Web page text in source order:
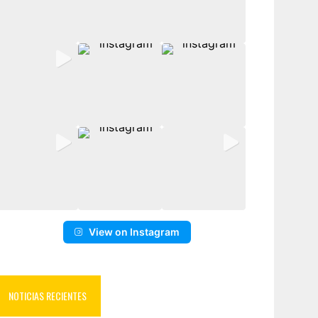
View on Instagram
NOTICIAS RECIENTES